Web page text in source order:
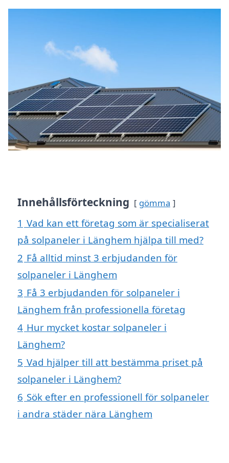
Innehållsförteckning gömma
1 Vad kan ett företag som är specialiserat
på solpaneler i Länghem hjälpa till med?
2 Få alltid minst 3 erbjudanden för
solpaneler i Länghem
3 Få 3 erbjudanden för solpaneler i
Länghem från professionella företag
4 Hur mycket kostar solpaneler i
Länghem?
5 Vad hjälper till att bestämma priset på
solpaneler i Länghem?
6 Sök efter en professionell för solpaneler
i andra städer nära Länghem